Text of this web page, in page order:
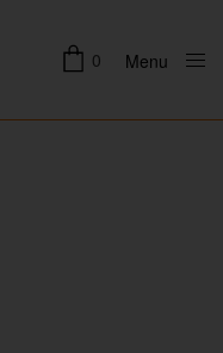
0 Menu